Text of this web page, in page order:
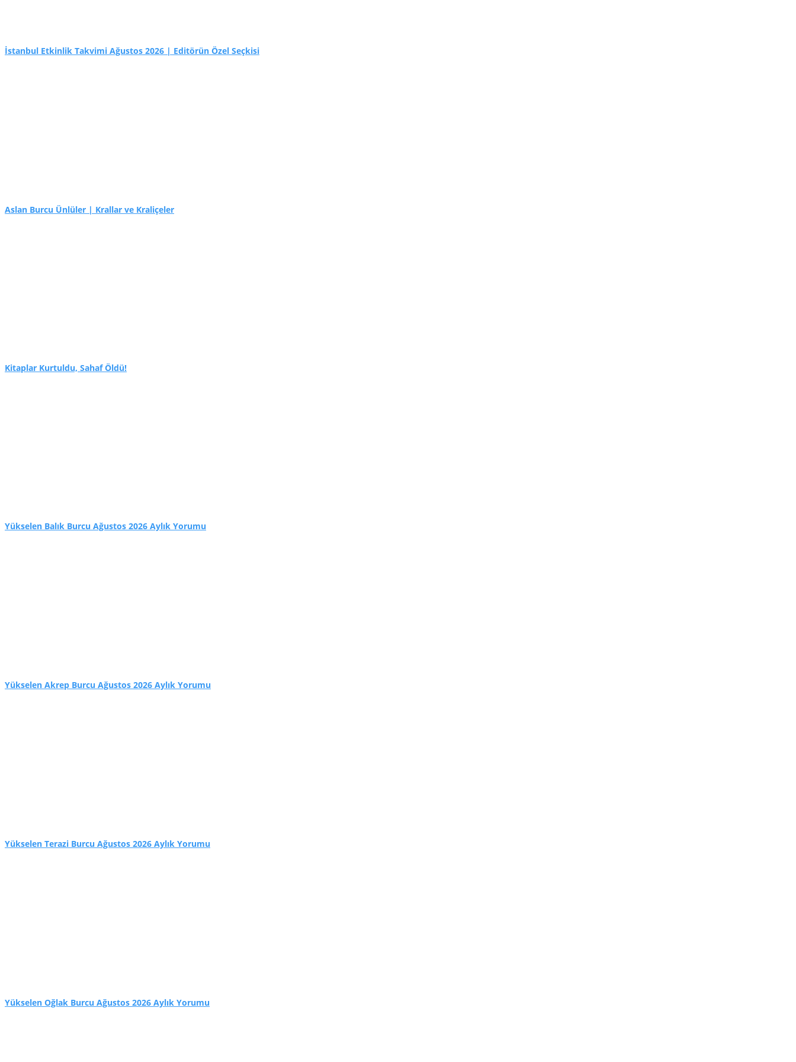
İstanbul Etkinlik Takvimi Ağustos 2026 | Editörün Özel Seçkisi
Aslan Burcu Ünlüler | Krallar ve Kraliçeler
Kitaplar Kurtuldu, Sahaf Öldü!
Yükselen Balık Burcu Ağustos 2026 Aylık Yorumu
Yükselen Akrep Burcu Ağustos 2026 Aylık Yorumu
Yükselen Terazi Burcu Ağustos 2026 Aylık Yorumu
Yükselen Oğlak Burcu Ağustos 2026 Aylık Yorumu